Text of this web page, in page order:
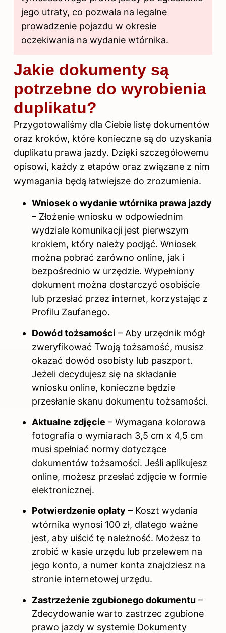
jego utraty, co pozwala na legalne
prowadzenie pojazdu w okresie
oczekiwania na wydanie wtórnika.
Jakie dokumenty są
potrzebne do wyrobienia
duplikatu?
Przygotowaliśmy dla Ciebie listę dokumentów
oraz kroków, które konieczne są do uzyskania
duplikatu prawa jazdy. Dzięki szczegółowemu
opisowi, każdy z etapów oraz związane z nim
wymagania będą łatwiejsze do zrozumienia.
Wniosek o wydanie wtórnika prawa jazdy
– Złożenie wniosku w odpowiednim
wydziale komunikacji jest pierwszym
krokiem, który należy podjąć. Wniosek
można pobrać zarówno online, jak i
bezpośrednio w urzędzie. Wypełniony
dokument można dostarczyć osobiście
lub przesłać przez internet, korzystając z
Profilu Zaufanego.
Dowód tożsamości – Aby urzędnik mógł
zweryfikować Twoją tożsamość, musisz
okazać dowód osobisty lub paszport.
Jeżeli decydujesz się na składanie
wniosku online, konieczne będzie
przesłanie skanu dokumentu tożsamości.
Aktualne zdjęcie – Wymagana kolorowa
fotografia o wymiarach 3,5 cm x 4,5 cm
musi spełniać normy dotyczące
dokumentów tożsamości. Jeśli aplikujesz
online, możesz przesłać zdjęcie w formie
elektronicznej.
Potwierdzenie opłaty – Koszt wydania
wtórnika wynosi 100 zł, dlatego ważne
jest, aby uiścić tę należność. Możesz to
zrobić w kasie urzędu lub przelewem na
jego konto, a numer konta znajdziesz na
stronie internetowej urzędu.
Zastrzeżenie zgubionego dokumentu –
Zdecydowanie warto zastrzec zgubione
prawo jazdy w systemie Dokumenty